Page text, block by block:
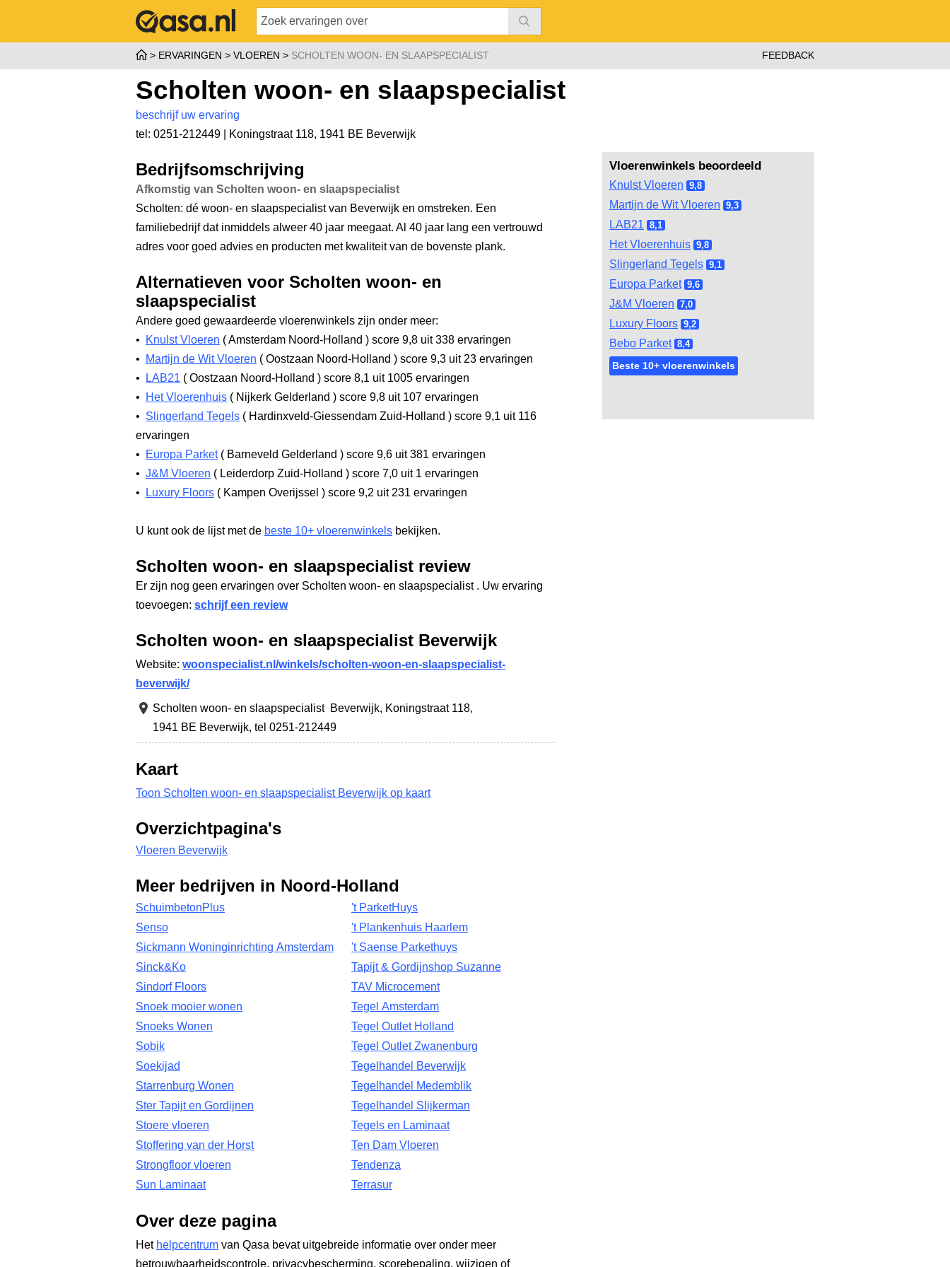
ERVARINGEN VLOEREN SCHOLTEN WOON- EN SLAAPSPECIALIST FEEDBACK
Scholten woon- en slaapspecialist
beschrijf uw ervaring
tel: 0251-212449 |
Koningstraat 118, 1941 BE Beverwijk
Vloerenwinkels beoordeeld
Knulst Vloeren 9,8
Martijn de Wit Vloeren 9,3
LAB21 8,1
Het Vloerenhuis 9,8
Slingerland Tegels 9,1
Europa Parket 9,6
J&M Vloeren 7,0
Luxury Floors 9,2
Bebo Parket 8,4
Beste 10+ vloerenwinkels
Bedrijfsomschrijving
Afkomstig van Scholten woon- en slaapspecialist
Scholten: dé woon- en slaapspecialist van Beverwijk en omstreken. Een
familiebedrijf dat inmiddels alweer 40 jaar meegaat. Al 40 jaar lang een vertrouwd
adres voor goed advies en producten met kwaliteit van de bovenste plank.
Alternatieven voor Scholten woon- en
slaapspecialist
Andere goed gewaardeerde vloerenwinkels zijn onder meer:
•
Knulst Vloeren (Amsterdam Noord-Holland ) score 9,8 uit 338 ervaringen
•
Martijn de Wit Vloeren ( Oostzaan Noord-Holland ) score 9,3 uit 23 ervaringen
•
LAB21 ( Oostzaan Noord-Holland ) score 8,1 uit 1005 ervaringen
•
Het Vloerenhuis ( Nijkerk Gelderland ) score 9,8 uit 107 ervaringen
• Slingerland Tegels ( Hardinxveld-Giessendam Zuid-Holland ) score 9,1 uit 116
ervaringen
•
Europa Parket ( Barneveld Gelderland ) score 9,6 uit 381 ervaringen
• J&M Vloeren ( Leiderdorp Zuid-Holland ) score 7,0 uit 1 ervaringen
•
Luxury Floors ( Kampen Overijssel ) score 9,2 uit 231 ervaringen
U kunt ook de lijst met de beste 10+ vloerenwinkels bekijken.
Scholten woon- en slaapspecialist review
Er zijn nog geen ervaringen over Scholten woon- en slaapspecialist . Uw ervaring
toevoegen: schrijf een review
Scholten woon- en slaapspecialist Beverwijk
Website: woonspecialist.nl/winkels/scholten-woon-en-slaapspecialist-
beverwijk/
Scholten woon- en slaapspecialist Beverwijk, Koningstraat 118,
1941 BE Beverwijk, tel 0251-212449
Kaart
Toon Scholten woon- en slaapspecialist Beverwijk op kaart
Overzichtpagina's
Vloeren Beverwijk
Meer bedrijven in Noord-Holland
SchuimbetonPlus
Senso
Sickmann Woninginrichting Amsterdam
Sinck&Ko
Sindorf Floors
Snoek mooier wonen
Snoeks Wonen
Sobik
Soekijad
Starrenburg Wonen
Ster Tapijt en Gordijnen
Stoere vloeren
Stoffering van der Horst
Strongfloor vloeren
Sun Laminaat
't ParketHuys
't Plankenhuis Haarlem
't Saense Parkethuys
Tapijt & Gordijnshop Suzanne
TAV Microcement
Tegel Amsterdam
Tegel Outlet Holland
Tegel Outlet Zwanenburg
Tegelhandel Beverwijk
Tegelhandel Medemblik
Tegelhandel Slijkerman
Tegels en Laminaat
Ten Dam Vloeren
Tendenza
Terrasur
Over deze pagina
Het helpcentrum van Qasa bevat uitgebreide informatie over onder meer
betrouwbaarheidscontrole, privacybescherming, scorebepaling, wijzigen of